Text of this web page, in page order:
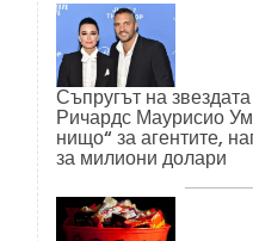
Съпругът на
Ричардс Маурисио
нищо“ за агентите,
за милиони долари